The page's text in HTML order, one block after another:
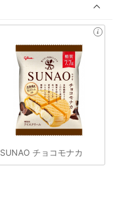
SUNAO チョコモナカ